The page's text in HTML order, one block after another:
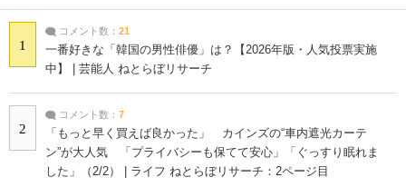
1
コメント数： 21
一番好きな「韓国の男性俳優」は？【2026年版・人気投票実施
中】 | 芸能人 ねとらぼリサーチ
2
コメント数： 7
「もっと早く買えば良かった」 カインズの“車内遮光カーテ
ン”が大人気 「プライバシーも保てて安心」「ぐっすり眠れま
した」（2/2） | ライフ ねとらぼリサーチ：2ページ目